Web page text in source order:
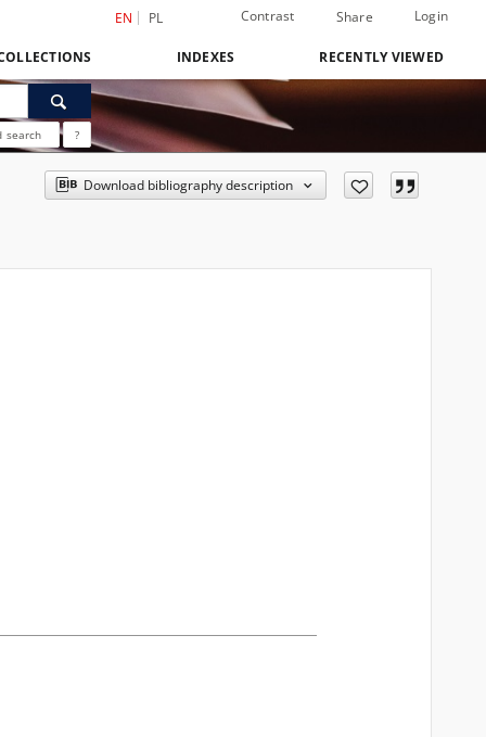
EN PL Contrast Share Login
INDEXES RECENTLY VIEWED
search ?
Download bibliography description